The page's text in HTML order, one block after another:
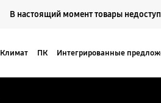
В настоящий момент товары
Климат ПК Интегрированные